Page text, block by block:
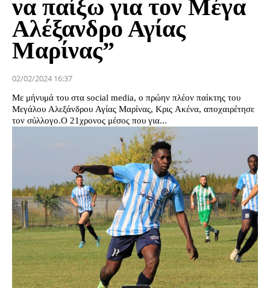
να παίξω για τον Μέγα
Αλέξανδρο Αγίας
Μαρίνας”
02/02/2024 16:37
Με μήνυμά του στα social media, ο πρώην πλέον παίκτης του
Μεγάλου Αλεξάνδρου Αγίας Μαρίνας, Κρις Ακένα, αποχαιρέτησε
τον σύλλογο.Ο 21χρονος μέσος που για...